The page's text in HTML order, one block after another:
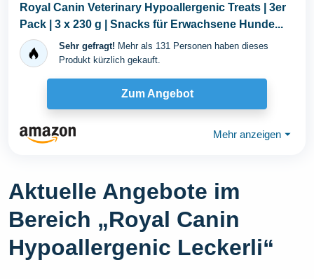
Royal Canin Veterinary Hypoallergenic Treats | 3er
Pack | 3 x 230 g | Snacks für Erwachsene Hunde...
Sehr gefragt! Mehr als 131 Personen haben dieses
Produkt kürzlich gekauft.
Zum Angebot
Mehr anzeigen ⏷
Aktuelle Angebote im
Bereich „Royal Canin
Hypoallergenic Leckerli“